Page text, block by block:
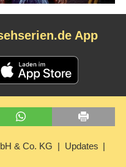
App
& Co. KG Updates